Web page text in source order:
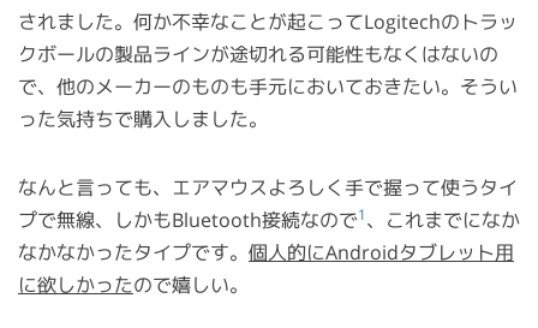
されました。何か不幸なことが起こってLogitechのトラッ
クボールの製品ラインが途切れる可能性もなくはないの
で、他のメーカーのものも手元においておきたい。そうい
った気持ちで購入しました。
なんと言っても、エアマウスよろしく手で握って使うタイ
プで無線、しかもBluetooth接続なので1 、これまでになか
なかなかったタイプです。 個人的にAndroidタブレット用
に欲しかったので嬉しい。